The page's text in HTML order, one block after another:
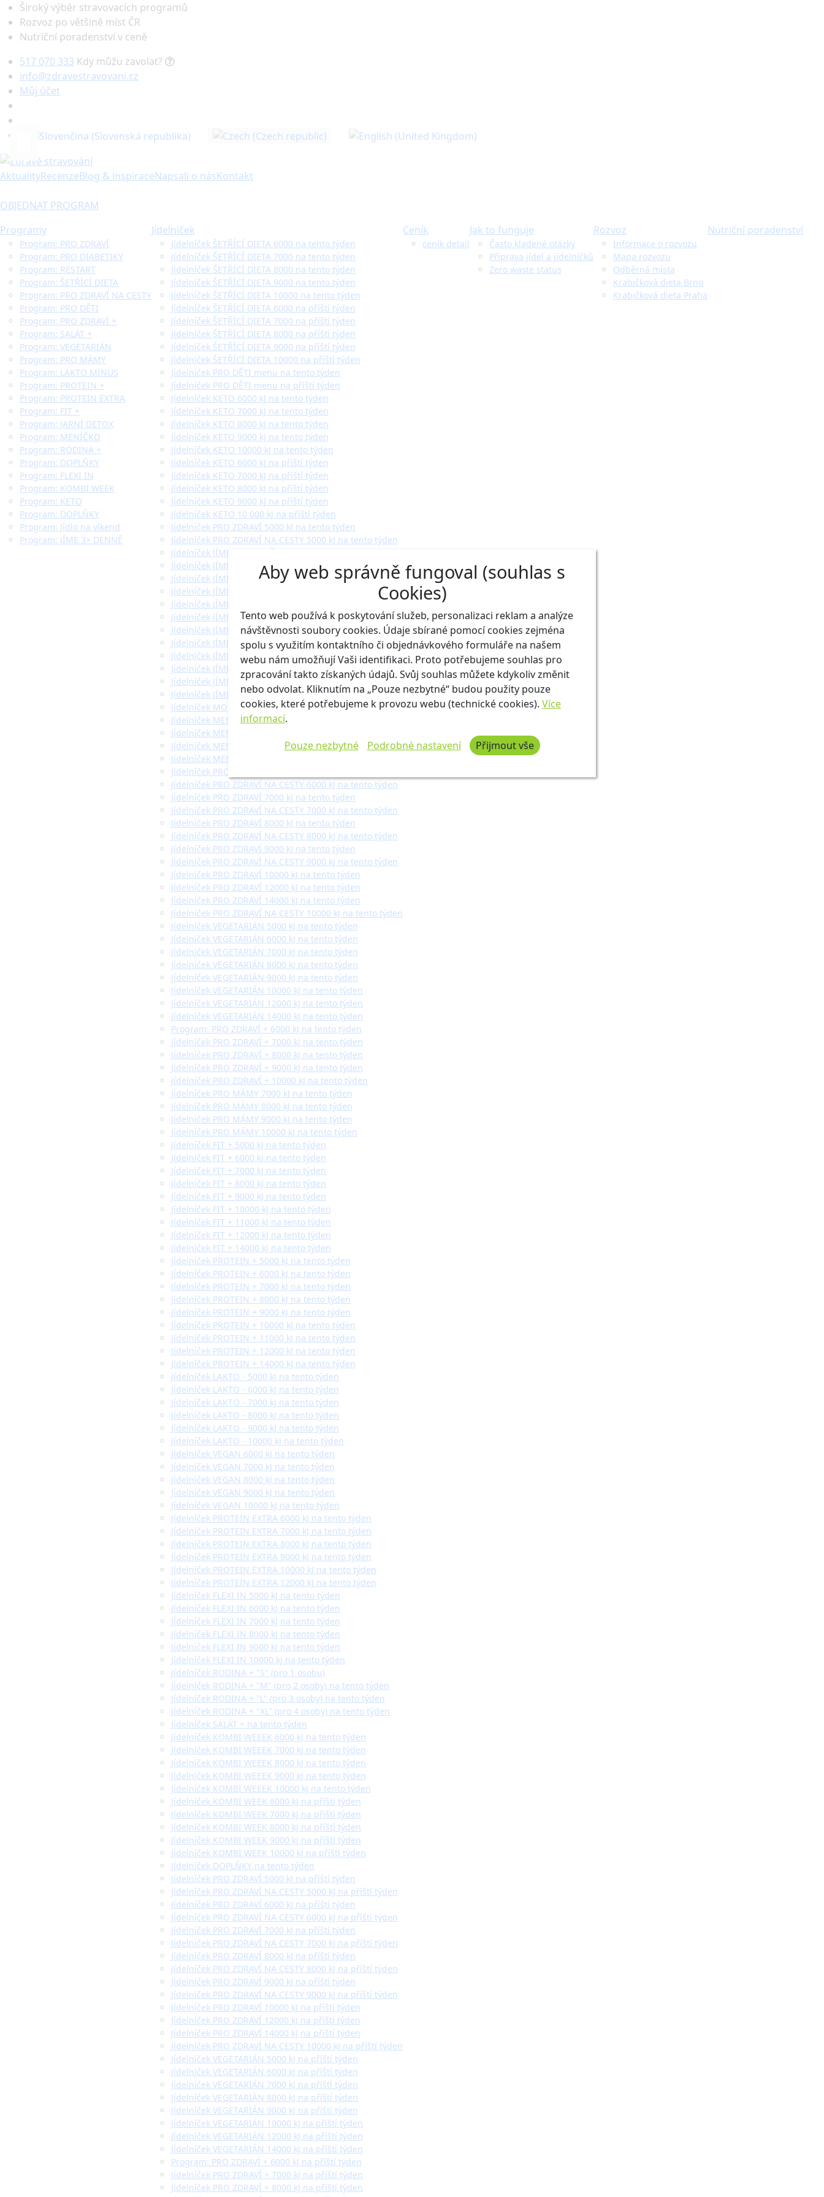
Aby web správně fungoval (souhlas s
Cookies)
Tento web používá k poskytování služeb, personalizaci reklam a analýze
návštěvnosti soubory cookies. Údaje sbírané pomocí cookies zejména
spolu s využitím kontaktního či objednávkového formuláře na našem
webu nám umožňují Vaši identifikaci. Proto potřebujeme souhlas pro
zpracování takto získaných údajů. Svůj souhlas můžete kdykoliv změnit
nebo odvolat. Kliknutím na „Pouze nezbytné“ budou použity pouze
cookies, které potřebujeme k provozu webu (technické cookies). Více
informací.
Pouze nezbytné
Podrobné nastavení Přijmout vše
Široký výběr stravovacích programů
Rozvoz po většině míst ČR
Nutriční poradenství v ceně
517 070 333 Kdy můžu zavolat?
info@zdravestravovani.cz
Můj účet
Hledat
AktualityRecenzeBlog & inspiraceNapsali o násKontakt
OBJEDNAT PROGRAM
Programy
Program: PRO ZDRAVÍ
Program: PRO DIABETIKY
Program: RESTART
Program: ŠETŘÍCÍ DIETA
Program: PRO ZDRAVÍ NA CESTY
Program: PRO DĚTI
Program: PRO ZDRAVÍ +
Program: SALÁT +
Program: VEGETARIÁN
Program: PRO MÁMY
Program: LAKTO MINUS
Program: PROTEIN +
Program: PROTEIN EXTRA
Program: FIT +
Program: JARNÍ DETOX
Program: MENÍČKO
Program: RODINA +
Program: DOPLŇKY
Program: FLEXI IN
Program: KOMBI WEEK
Program: KETO
Program: DOPLŇKY
Program: Jídlo na víkend
Program: JÍME 3× DENNĚ
Jídelníček
Jídelníček ŠETŘÍCÍ DIETA 6000 na tento týden
Jídelníček ŠETŘÍCÍ DIETA 7000 na tento týden
Jídelníček ŠETŘÍCÍ DIETA 8000 na tento týden
Jídelníček ŠETŘÍCÍ DIETA 9000 na tento týden
Jídelníček ŠETŘÍCÍ DIETA 10000 na tento týden
Jídelníček ŠETŘÍCÍ DIETA 6000 na příští týden
Jídelníček ŠETŘÍCÍ DIETA 7000 na příští týden
Jídelníček ŠETŘÍCÍ DIETA 8000 na příští týden
Jídelníček ŠETŘÍCÍ DIETA 9000 na příští týden
Jídelníček ŠETŘÍCÍ DIETA 10000 na příští týden
Jídelníček PRO DĚTI menu na tento týden
Jídelníček PRO DĚTI menu na příští týden
Jídelníček KETO 6000 kJ na tento týden
Jídelníček KETO 7000 kJ na tento týden
Jídelníček KETO 8000 kJ na tento týden
Jídelníček KETO 9000 kJ na tento týden
Jídelníček KETO 10000 kJ na tento týden
Jídelníček KETO 6000 kJ na příští týden
Jídelníček KETO 7000 kJ na příští týden
Jídelníček KETO 8000 kJ na příští týden
Jídelníček KETO 9000 kJ na příští týden
Jídelníček KETO 10 000 kJ na příští týden
Jídelníček PRO ZDRAVÍ 5000 kJ na tento týden
Jídelníček PRO ZDRAVÍ NA CESTY 5000 kJ na tento týden
Jídelníček JÍME 3x DENNĚ 5000 kJ na tento týden
Jídelníček JÍME 3x DENNĚ 6000 kJ na tento týden
Jídelníček JÍME 3x DENNĚ 7000 kJ na tento týden
Jídelníček JÍME 3x DENNĚ 8000 kJ na tento týden
Jídelníček JÍME 3x DENNĚ 9000 kJ na tento týden
Jídelníček JÍME 3x DENNĚ 10000 kJ na tento týden
Jídelníček JÍME 3x DENNĚ 5000 kJ na příští týden
Jídelníček JÍME 3x DENNĚ 6000 kJ na příští týden
Jídelníček JÍME 3x DENNĚ 7000 kJ na příští týden
Jídelníček JÍME 3x DENNĚ 8000 kJ na příští týden
Jídelníček JÍME 3x DENNĚ 9000 kJ na příští týden
Jídelníček JÍME 3x DENNĚ 10000 kJ na příští týden
Jídelníček MOJEmenu na tento týden
Jídelníček MENÍČKO 5000 kJ na tento týden
Jídelníček MENÍČKO 7500 kJ na tento týden
Jídelníček MENÍČKO 5000 kJ na příští týden
Jídelníček MENÍČKO 7500 kJ na příští týden
Jídelníček PRO ZDRAVÍ 6000 kJ na tento týden
Jídelníček PRO ZDRAVÍ NA CESTY 6000 kJ na tento týden
Jídelníček PRO ZDRAVÍ 7000 kJ na tento týden
Jídelníček PRO ZDRAVÍ NA CESTY 7000 kJ na tento týden
Jídelníček PRO ZDRAVÍ 8000 kJ na tento týden
Jídelníček PRO ZDRAVÍ NA CESTY 8000 kJ na tento týden
Jídelníček PRO ZDRAVÍ 9000 kJ na tento týden
Jídelníček PRO ZDRAVÍ NA CESTY 9000 kJ na tento týden
Jídelníček PRO ZDRAVÍ 10000 kJ na tento týden
Jídelníček PRO ZDRAVÍ 12000 kJ na tento týden
Jídelníček PRO ZDRAVÍ 14000 kJ na tento týden
Jídelníček PRO ZDRAVÍ NA CESTY 10000 kJ na tento týden
Jídelníček VEGETARIÁN 5000 kJ na tento týden
Jídelníček VEGETARIÁN 6000 kJ na tento týden
Jídelníček VEGETARIÁN 7000 kJ na tento týden
Jídelníček VEGETARIÁN 8000 kJ na tento týden
Jídelníček VEGETARIÁN 9000 kJ na tento týden
Jídelníček VEGETARIÁN 10000 kJ na tento týden
Jídelníček VEGETARIÁN 12000 kJ na tento týden
Jídelníček VEGETARIÁN 14000 kJ na tento týden
Program: PRO ZDRAVÍ + 6000 kJ na tento týden
Jídelníček PRO ZDRAVÍ + 7000 kJ na tento týden
Jídelníček PRO ZDRAVÍ + 8000 kJ na tento týden
Jídelníček PRO ZDRAVÍ + 9000 kJ na tento týden
Jídelníček PRO ZDRAVÍ + 10000 kJ na tento týden
Jídelníček PRO MÁMY 7000 kJ na tento týden
Jídelníček PRO MÁMY 8000 kJ na tento týden
Jídelníček PRO MÁMY 9000 kJ na tento týden
Jídelníček PRO MÁMY 10000 kJ na tento týden
Jídelníček FIT + 5000 kJ na tento týden
Jídelníček FIT + 6000 kJ na tento týden
Jídelníček FIT + 7000 kJ na tento týden
Jídelníček FIT + 8000 kJ na tento týden
Jídelníček FIT + 9000 kJ na tento týden
Jídelníček FIT + 10000 kJ na tento týden
Jídelníček FIT + 11000 kJ na tento týden
Jídelníček FIT + 12000 kJ na tento týden
Jídelníček FIT + 14000 kJ na tento týden
Jídelníček PROTEIN + 5000 kJ na tento týden
Jídelníček PROTEIN + 6000 kJ na tento týden
Jídelníček PROTEIN + 7000 kJ na tento týden
Jídelníček PROTEIN + 8000 kJ na tento týden
Jídelníček PROTEIN + 9000 kJ na tento týden
Jídelníček PROTEIN + 10000 kJ na tento týden
Jídelníček PROTEIN + 11000 kJ na tento týden
Jídelníček PROTEIN + 12000 kJ na tento týden
Jídelníček PROTEIN + 14000 kJ na tento týden
Jídelníček LAKTO - 5000 kJ na tento týden
Jídelníček LAKTO - 6000 kJ na tento týden
Jídelníček LAKTO - 7000 kJ na tento týden
Jídelníček LAKTO - 8000 kJ na tento týden
Jídelníček LAKTO - 9000 kJ na tento týden
Jídelníček LAKTO - 10000 kJ na tento týden
Jídelníček VEGAN 6000 kJ na tento týden
Jídelníček VEGAN 7000 kJ na tento týden
Jídelníček VEGAN 8000 kJ na tento týden
Jídelníček VEGAN 9000 kJ na tento týden
Jídelníček VEGAN 10000 kJ na tento týden
Jídelníček PROTEIN EXTRA 6000 kJ na tento týden
Jídelníček PROTEIN EXTRA 7000 kJ na tento týden
Jídelníček PROTEIN EXTRA 8000 kJ na tento týden
Jídelníček PROTEIN EXTRA 9000 kJ na tento týden
Jídelníček PROTEIN EXTRA 10000 kJ na tento týden
Jídelníček PROTEIN EXTRA 12000 kJ na tento týden
Jídelníček FLEXI IN 5000 kJ na tento týden
Jídelníček FLEXI IN 6000 kJ na tento týden
Jídelníček FLEXI IN 7000 kJ na tento týden
Jídelníček FLEXI IN 8000 kJ na tento týden
Jídelníček FLEXI IN 9000 kJ na tento týden
Jídelníček FLEXI IN 10000 kJ na tento týden
Jídelníček RODINA + "S" (pro 1 osobu)
Jídelníček RODINA + "M" (pro 2 osoby) na tento týden
Jídelníček RODINA + "L" (pro 3 osoby) na tento týden
Jídelníček RODINA + "XL" (pro 4 osoby) na tento týden
Jídelníček SALÁT + na tento týden
Jídelníček KOMBI WEEEK 6000 kJ na tento týden
Jídelníček KOMBI WEEEK 7000 kJ na tento týden
Jídelníček KOMBI WEEEK 8000 kJ na tento týden
Jídelníček KOMBI WEEEK 9000 kJ na tento týden
Jídelníček KOMBI WEEEK 10000 kJ na tento týden
Jídelníček KOMBI WEEK 6000 kJ na příští týden
Jídelníček KOMBI WEEK 7000 kJ na příští týden
Jídelníček KOMBI WEEK 8000 kJ na příští týden
Jídelníček KOMBI WEEK 9000 kJ na příští týden
Jídelníček KOMBI WEEK 10000 kJ na příští týden
Jídelníček DOPLŇKY na tento týden
Jídelníček PRO ZDRAVÍ 5000 kJ na příští týden
Jídelníček PRO ZDRAVÍ NA CESTY 5000 kJ na příští týden
Jídelníček PRO ZDRAVÍ 6000 kJ na příští týden
Jídelníček PRO ZDRAVÍ NA CESTY 6000 kJ na příští týden
Jídelníček PRO ZDRAVÍ 7000 kJ na příští týden
Jídelníček PRO ZDRAVÍ NA CESTY 7000 kJ na příští týden
Jídelníček PRO ZDRAVÍ 8000 kJ na příští týden
Jídelníček PRO ZDRAVÍ NA CESTY 8000 kJ na příští týden
Jídelníček PRO ZDRAVÍ 9000 kJ na příští týden
Jídelníček PRO ZDRAVÍ NA CESTY 9000 kJ na příští týden
Jídelníček PRO ZDRAVÍ 10000 kJ na příští týden
Jídelníček PRO ZDRAVÍ 12000 kJ na příští týden
Jídelníček PRO ZDRAVÍ 14000 kJ na příští týden
Jídelníček PRO ZDRAVÍ NA CESTY 10000 kJ na příští týden
Jídelníček VEGETARIÁN 5000 kJ na příští týden
Jídelníček VEGETARIÁN 6000 kJ na příští týden
Jídelníček VEGETARIÁN 7000 kJ na příští týden
Jídelníček VEGETARIÁN 8000 kJ na příští týden
Jídelníček VEGETARIÁN 9000 kJ na příští týden
Jídelníček VEGETARIÁN 10000 kJ na příští týden
Jídelníček VEGETARIÁN 12000 kJ na příští týden
Jídelníček VEGETARIÁN 14000 kJ na příští týden
Program: PRO ZDRAVÍ + 6000 kJ na příští týden
Jídelníček PRO ZDRAVÍ + 7000 kJ na příští týden
Jídelníček PRO ZDRAVÍ + 8000 kJ na příští týden
Ceník
ceník detail
Jak to funguje
Často kladené otázky
Příprava jídel a jídelníčků
Zero waste status
Rozvoz
Informace o rozvozu
Mapa rozvozu
Odběrná místa
Krabičková dieta Brno
Krabičková dieta Praha
Nutriční poradenství